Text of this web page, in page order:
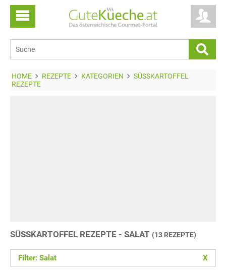
HOME REZEPTE KATEGORIEN
SÜSSKARTOFFEL R
EZEPTE
SÜSSKARTOFFEL REZEPTE - SALAT (13 REZEPTE)
Filter: Salat X